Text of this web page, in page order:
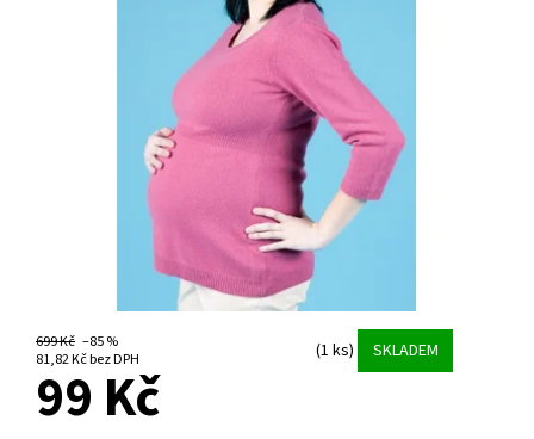
699 Kč –85 %
81,82 Kč bez DPH
(1 ks) SKLADEM
99 Kč